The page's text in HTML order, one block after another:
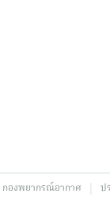
กองพยากรณ์อากาศ ป